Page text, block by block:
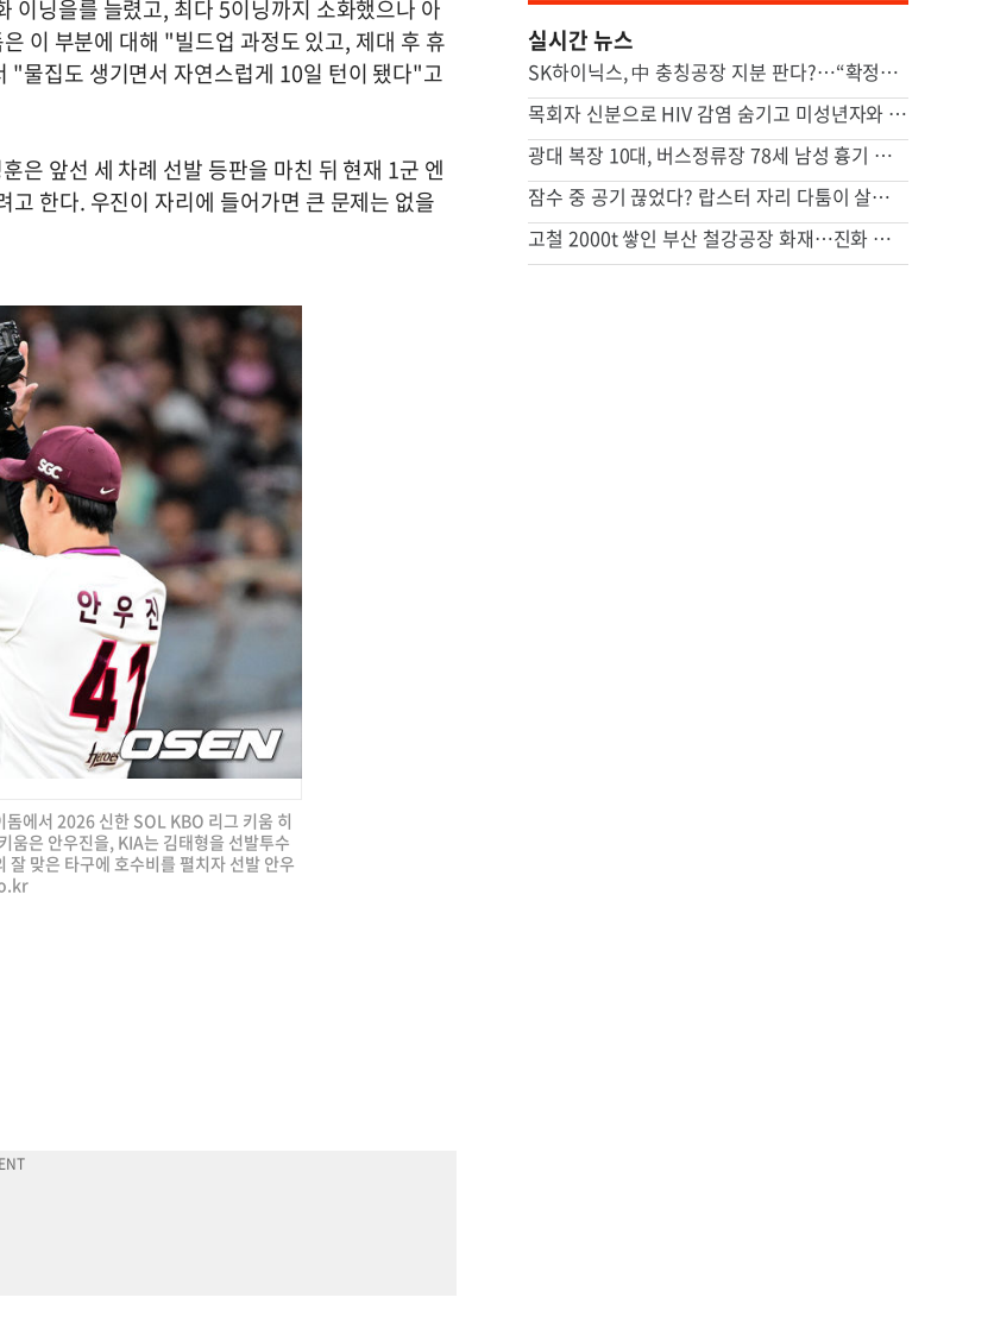
이닝을를 늘렸고, 최다 5이닝까지 소화했으나 아
이 부분에 대해 "빌드업 과정도 있고, 제대 후 휴
"물집도 생기면서 자연스럽게 10일 턴이 됐다"고
은 앞선 세 차례 선발 등판을 마친 뒤 현재 1군 엔
한다. 우진이 자리에 들어가면 큰 문제는 없을
에서 2026 신한 SOL KBO 리그 키움 히
움은 안우진을, KIA는 김태형을 선발투수
맞은 타구에 호수비를 펼치자 선발 안우
실시간 뉴스
SK하이닉스, 中 충칭공장 지분 판다?…“확정된 바는 없다”
목회자 신분으로 HIV 감염 숨기고 미성년자와 성관계
광대 복장 10대, 버스정류장 78세 남성 흉기 살해 혐의
잠수 중 공기 끊었다? 랍스터 자리 다툼이 살인미수 사건으로
고철 2000t 쌓인 부산 철강공장 화재…진화 장기전